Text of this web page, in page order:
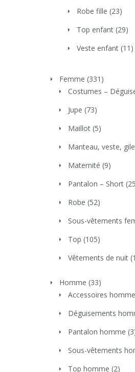
Robe fille (23)
Top enfant (29)
Veste enfant (11)
Femme (331)
Costumes –
Jupe (73)
Maillot (5)
Manteau, veste,
Maternité (9)
Pantalon – Short
Robe (52)
Sous-vêtements
Top (105)
Vêtements de nuit
Homme (33)
Accessoires homme
Déguisements
Pantalon homme
Sous-vêtements
Top homme (2)